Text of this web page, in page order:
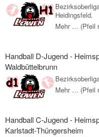
Heidingsfeld.
Mehr … (Pfeil
Handball D-Jugend -
Waldbüttelbrunn
Mehr … (Pfeil
Handball C-Jugend -
Karlstadt-Thüngersheim